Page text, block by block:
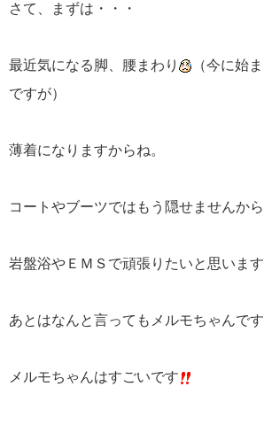
さて、まずは・・・
最近気になる脚、腰まわり
（今に始
ですが）
薄着になりますからね。
コートやブーツではもう隠せませんから
岩盤浴やＥＭＳで頑張りたいと思いま
あとはなんと言ってもメルモちゃんで
メルモちゃんはすごいです